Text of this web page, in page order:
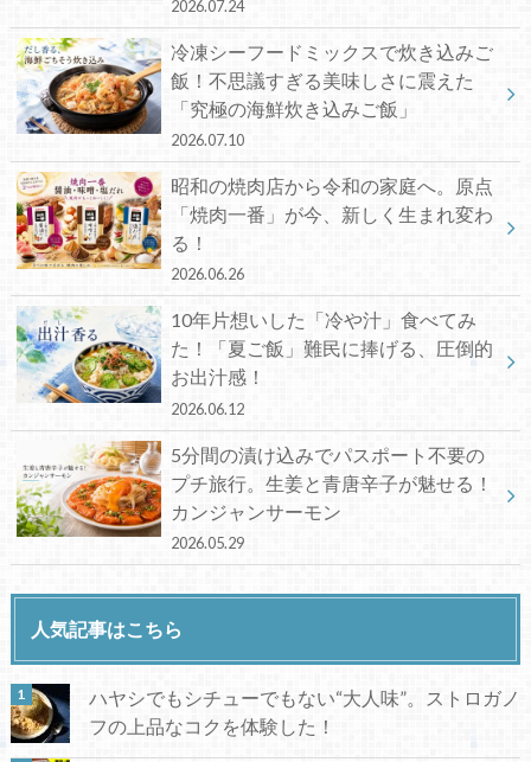
2026.07.24
冷凍シーフードミックスで炊き込みご
飯！不思議すぎる美味しさに震えた
「究極の海鮮炊き込みご飯」
2026.07.10
昭和の焼肉店から令和の家庭へ。原点
「焼肉一番」が今、新しく生まれ変わ
る！
2026.06.26
10年片想いした「冷や汁」食べてみ
た！「夏ご飯」難民に捧げる、圧倒的
お出汁感！
2026.06.12
5分間の漬け込みでパスポート不要の
プチ旅行。生姜と青唐辛子が魅せる！
カンジャンサーモン
2026.05.29
人気記事はこちら
ハヤシでもシチューでもない“大人味”。ストロガノ
フの上品なコクを体験した！